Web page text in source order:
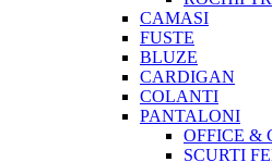
CAMASI
FUSTE
BLUZE
CARDIGAN
COLANTI
PANTALONI
OFFICE &
SCURTI